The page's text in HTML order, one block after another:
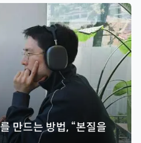
만드는 방법, “본질을